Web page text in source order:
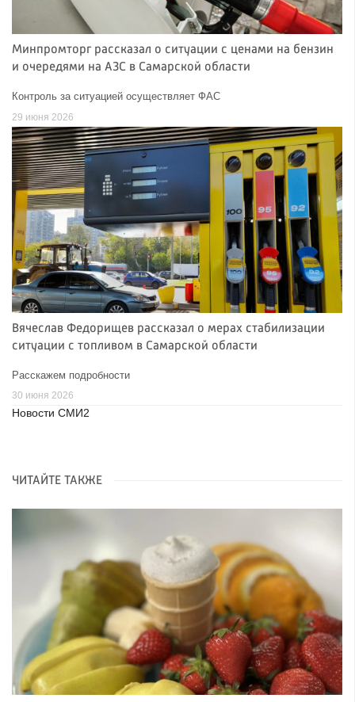
Минпромторг рассказал о ситуации с ценами на бензин
и очередями на АЗС в Самарской области
Контроль за ситуацией осуществляет ФАС
29 июня 2026
Вячеслав Федорищев рассказал о мерах стабилизации
ситуации с топливом в Самарской области
Расскажем подробности
30 июня 2026
Новости СМИ2
ЧИТАЙТЕ ТАКЖЕ